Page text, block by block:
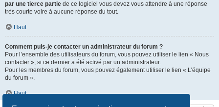
par une tierce partie de ce logiciel vous devez vous attendre à une réponse
très courte voire à aucune réponse du tout.
Haut
Comment puis-je contacter un administrateur du forum ?
Pour l’ensemble des utilisateurs du forum, vous pouvez utiliser le lien « Nous
contacter », si ce dernier a été activé par un administrateur.
Pour les membres du forum, vous pouvez également utiliser le lien « L’équipe
du forum ».
Haut